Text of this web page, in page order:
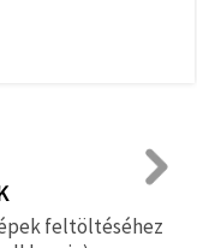
feltöltéséhez